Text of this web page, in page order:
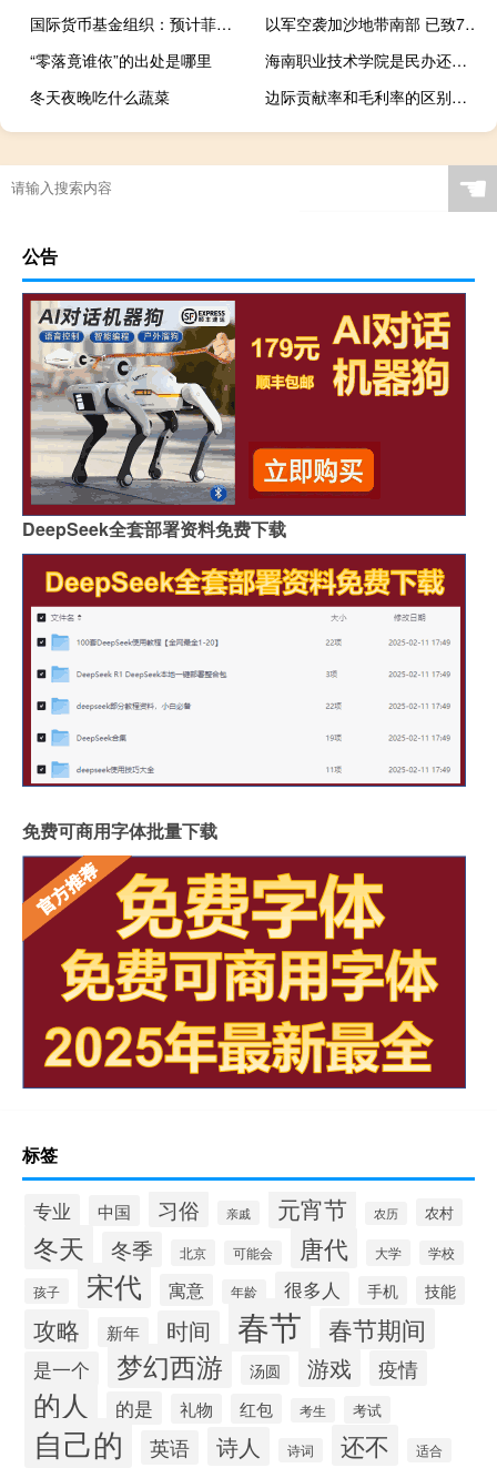
国际货币基金组织：预计菲律宾通胀率将在2023年接近6.0%在2024年接近3.5%
以军空袭加沙地带南部 已致7人死亡
“零落竟谁依”的出处是哪里
海南职业技术学院是民办还是公办
冬天夜晚吃什么蔬菜
边际贡献率和毛利率的区别（边际贡献率公式）
☚
公告
DeepSeek全套部署资料免费下载
免费可商用字体批量下载
标签
专业 中国 习俗 亲戚 元宵节 农历 农村
冬天 冬季 北京 可能会 唐代 大学 学校
孩子 宋代 寓意 年龄 很多人 手机 技能
攻略 新年 时间 春节 春节期间
是一个 梦幻西游 汤圆 游戏 疫情
的人 的是 礼物 红包 考生 考试
自己的 英语 诗人 诗词 还不 适合